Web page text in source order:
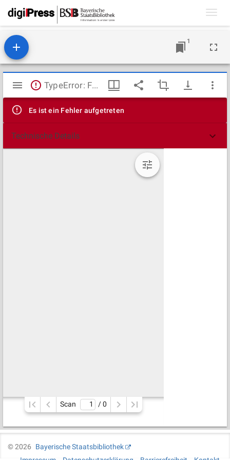
1
Mirador
Viewer
TypeError: Failed to fetch
Es ist ein Fehler aufgetreten
Technische Details
Scan / 0
©2026
Bayerische Staatsbibliothek